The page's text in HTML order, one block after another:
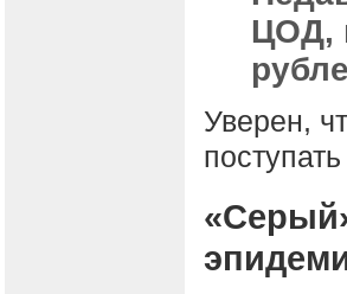
ЦОД,
Уверен,